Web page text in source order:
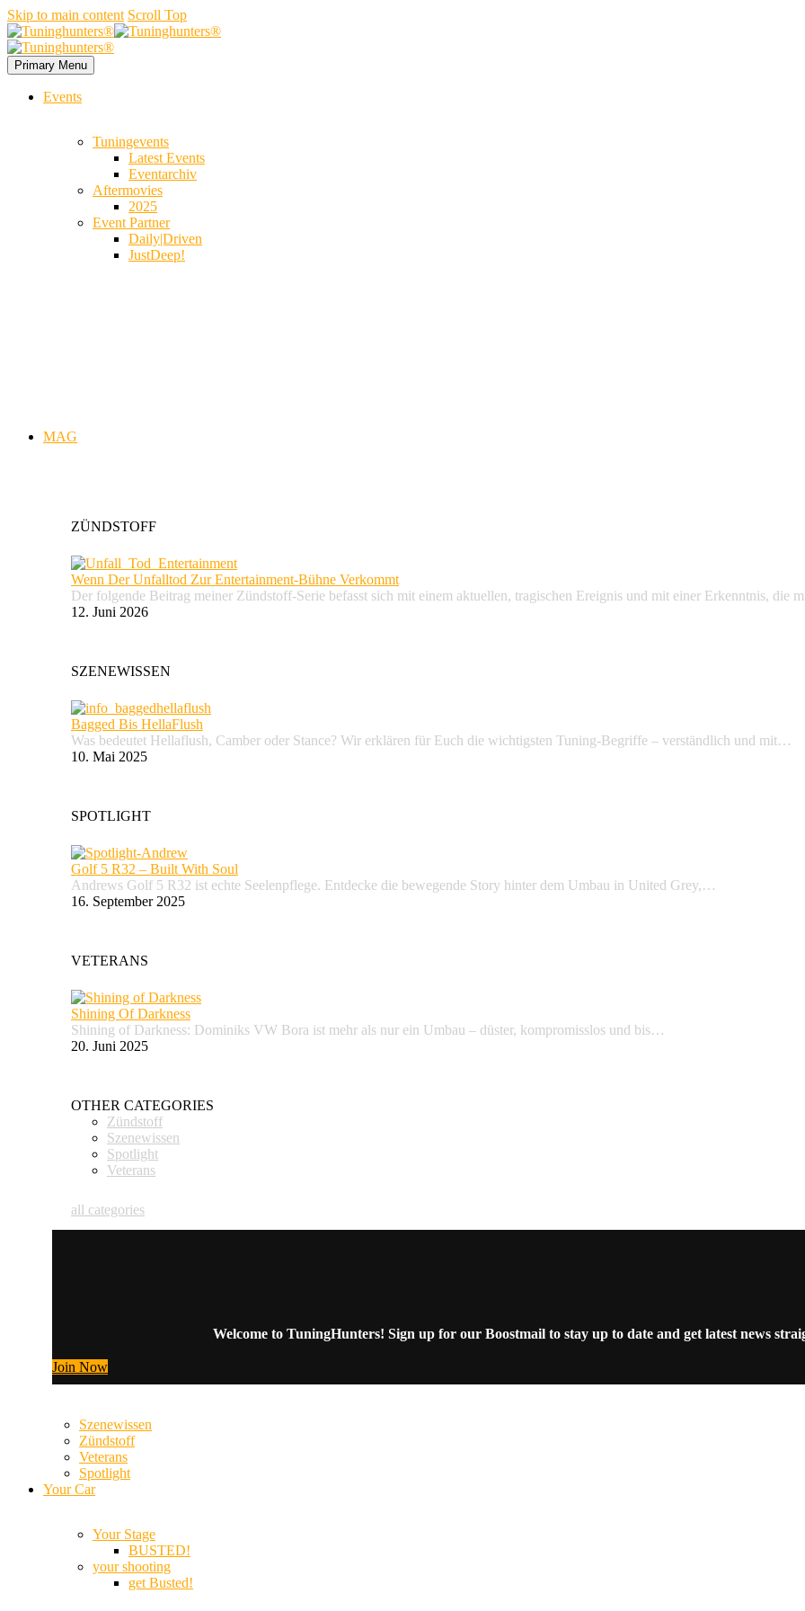
Skip to main content Scroll Top
Primary Menu
Events
Tuningevents
Latest Events
Eventarchiv
Aftermovies
2025
Event Partner
Daily|Driven
JustDeep!
MAG
ZÜNDSTOFF
Wenn Der Unfalltod Zur Entertainment-Bühne Verkommt
Der folgende Beitrag meiner Zündstoff-Serie befasst sich mit einem aktuellen, tragischen Ereignis und mit einer Erkenntnis, die
12. Juni 2026
SZENEWISSEN
Bagged Bis HellaFlush
Was bedeutet Hellaflush, Camber oder Stance? Wir erklären für Euch die wichtigsten Tuning-Begriffe – verständlich und mit…
10. Mai 2025
SPOTLIGHT
Golf 5 R32 – Built With Soul
Andrews Golf 5 R32 ist echte Seelenpflege. Entdecke die bewegende Story hinter dem Umbau in United Grey,…
16. September 2025
VETERANS
Shining Of Darkness
Shining of Darkness: Dominiks VW Bora ist mehr als nur ein Umbau – düster, kompromisslos und bis…
20. Juni 2025
OTHER CATEGORIES
Zündstoff
Szenewissen
Spotlight
Veterans
all categories
Welcome to TuningHunters! Sign up for our Boostmail to stay up to date and get latest news
Join Now
Szenewissen
Zündstoff
Veterans
Spotlight
Your Car
Your Stage
BUSTED!
your shooting
get Busted!